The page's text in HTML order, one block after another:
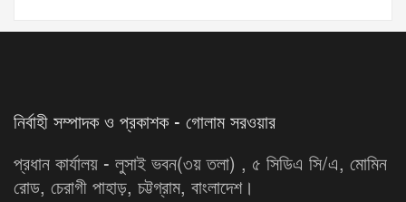
নির্বাহী সম্পাদক ও প্রকাশক - গোলাম সরওয়ার
প্রধান কার্যালয় - লুসাই ভবন(৩য় তলা) , ৫ সিডিএ সি/এ, মোমিন
রোড, চেরাগী পাহাড়, চট্টগ্রাম, বাংলাদেশ।